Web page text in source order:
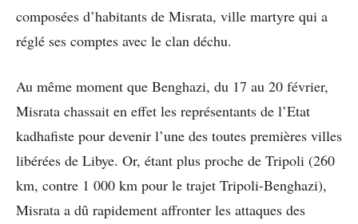
composées d’habitants de Misrata, ville martyre qui a
réglé ses comptes avec le clan déchu.
Au même moment que Benghazi, du 17 au 20 février,
Misrata chassait en effet les représentants de l’Etat
kadhafiste pour devenir l’une des toutes premières villes
libérées de Libye. Or, étant plus proche de Tripoli (260
km, contre 1 000 km pour le trajet Tripoli-Benghazi),
Misrata a dû rapidement affronter les attaques des